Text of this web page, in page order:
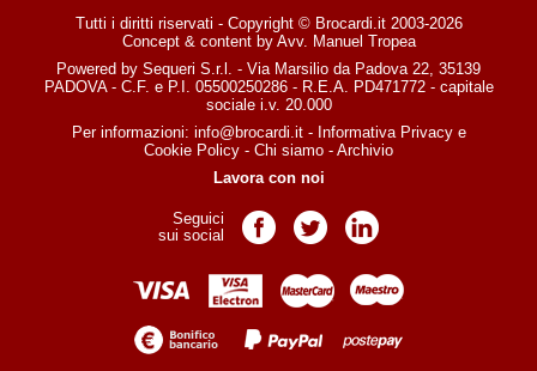
Tutti i diritti riservati - Copyright © Brocardi.it 2003-2026
Concept & content by Avv. Manuel Tropea
Powered by Sequeri S.r.l. - Via Marsilio da Padova 22, 35139
PADOVA - C.F. e P.I. 05500250286 - R.E.A. PD471772 - capitale
sociale i.v. 20.000
Per informazioni: info@brocardi.it- Informativa Privacye
Cookie Policy - Chi siamo - Archivio
Lavora con noi
Seguici
sui social
Pagina Facebook
Pagina TwitterPagina LinkedIn